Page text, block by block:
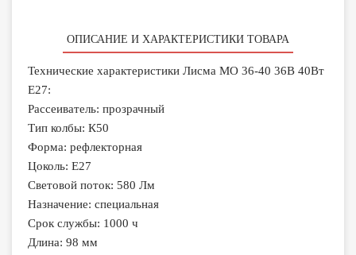
ОПИСАНИЕ И ХАРАКТЕРИСТИКИ ТОВАРА
Технические характеристики Лисма МО 36-40 36В 40Вт
Е27:
Рассеиватель: прозрачный
Тип колбы: К50
Форма: рефлекторная
Цоколь: E27
Световой поток: 580 Лм
Назначение: специальная
Срок службы: 1000 ч
Длина: 98 мм